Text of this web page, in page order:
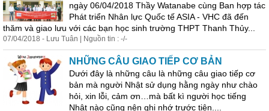
ngày 06/04/2018 Thầy Watanabe cùng Ban hợp tác
Phát triển Nhân lực Quốc tế ASIA - VHC đã đến
thăm và giao lưu với các bạn học sinh trường THPT Thanh Thủy...
07/04/2018 - Lưu Tuân | Nguồn tin : -/-
NHỮNG CÂU GIAO TIẾP CƠ BẢN
Dưới đây là những câu là những câu giao tiếp cơ
bản mà người Nhật sử dụng hằng ngày như chào
hỏi, xin lỗi, cảm ơn…mà bất kì người học tiếng
Nhật nào cũng nên ghi nhớ trước tiên....